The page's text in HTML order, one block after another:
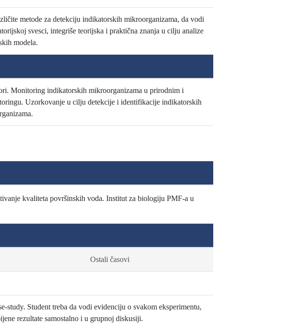
metode za detekciju indikatorskih mikroorganizama, da vodi
svesci, integriše teorijska i praktična znanja u cilju analize
modela.
Monitoring indikatorskih mikroorganizama u prirodnim i
Uzorkovanje u cilju detekcije i identifikacije indikatorskih
kvaliteta površinskih voda. Institut za biologiju PMF-a u
Ostali časovi
study. Student treba da vodi evidenciju o svakom eksperimentu,
rezultate samostalno i u grupnoj diskusiji.